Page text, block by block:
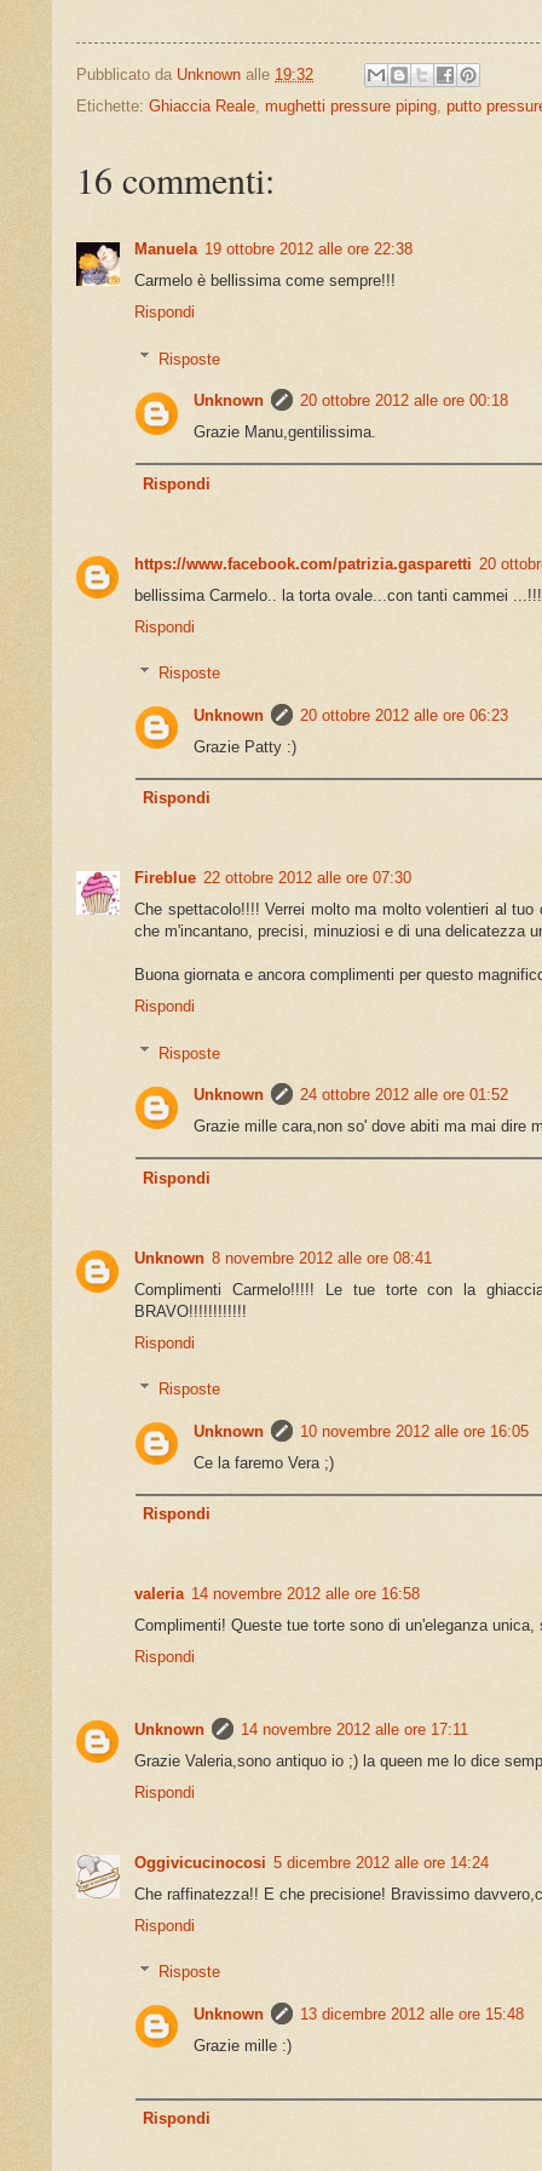
Pubblicato da Unknown alle 19:32
Etichette: Ghiaccia Reale, mughetti pressure piping, putto
16 commenti:
Manuela 19 ottobre 2012 alle ore 22:38
Carmelo è bellissima come sempre!!!
Rispondi
Risposte
Unknown
20 ottobre 2012 alle ore 00:18
Grazie Manu,gentilissima.
Rispondi
https://www.facebook.com/patrizia.gasparetti 20
bellissima Carmelo.. la torta ovale...con tanti cammei
Rispondi
Risposte
Unknown
20 ottobre 2012 alle ore 06:23
Grazie Patty :)
Rispondi
Fireblue 22 ottobre 2012 alle ore 07:30
Che spettacolo!!!! Verrei molto ma molto volentieri al
che m'incantano, precisi, minuziosi e di una delicatezza
Buona giornata e ancora complimenti per questo
Rispondi
Risposte
Unknown
24 ottobre 2012 alle ore 01:52
Grazie mille cara,non so' dove abiti ma mai dire
Rispondi
Unknown 8 novembre 2012 alle ore 08:41
Complimenti Carmelo!!!!! Le tue torte con la
BRAVO!!!!!!!!!!!!
Rispondi
Risposte
Unknown
10 novembre 2012 alle ore 16:05
Ce la faremo Vera ;)
Rispondi
valeria 14 novembre 2012 alle ore 16:58
Complimenti! Queste tue torte sono di un'eleganza unica,
Rispondi
Unknown
14 novembre 2012 alle ore 17:11
Grazie Valeria,sono antiquo io ;) la queen me lo dice
Rispondi
Oggivicucinocosi 5 dicembre 2012 alle ore 14:24
Che raffinatezza!! E che precisione! Bravissimo
Rispondi
Risposte
Unknown
13 dicembre 2012 alle ore 15:48
Grazie mille :)
Rispondi